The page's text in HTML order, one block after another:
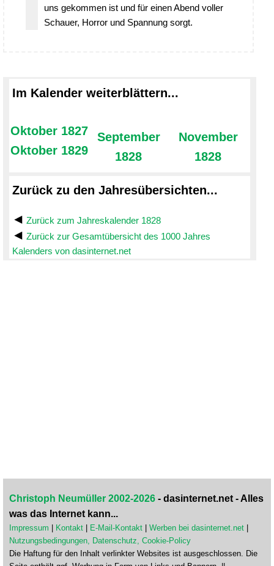
uns gekommen ist und für einen Abend voller
Schauer, Horror und Spannung sorgt.
Im Kalender weiterblättern...
Oktober 1827
Oktober 1829
September
1828
November
1828
Zurück zu den Jahresübersichten...
Zurück zum Jahreskalender 1828
Zurück zur Gesamtübersicht des 1000 Jahres
Kalenders von dasinternet.net
Christoph Neumüller 2002-2026 - dasinternet.net - Alles
was das Internet kann...
Impressum Kontakt E-Mail-Kontakt Werben bei dasinternet.net
Nutzungsbedingungen, Datenschutz, Cookie-Policy
Die Haftung für den Inhalt verlinkter Websites ist ausgeschlossen. Die